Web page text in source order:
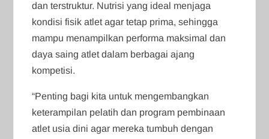
dan terstruktur. Nutrisi yang ideal menjaga
kondisi fisik atlet agar tetap prima, sehingga
mampu menampilkan performa maksimal dan
daya saing atlet dalam berbagai ajang
kompetisi.
“Penting bagi kita untuk mengembangkan
keterampilan pelatih dan program pembinaan
atlet usia dini agar mereka tumbuh dengan